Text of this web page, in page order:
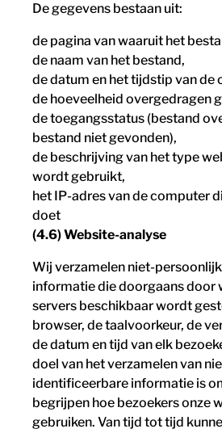
De gegevens bestaan uit:
de pagina van waaruit het
de naam van het bestand,
de datum en het tijdstip van de
de hoeveelheid overgedragen
de toegangsstatus (bestand
bestand niet gevonden),
de beschrijving van het type
wordt gebruikt,
het IP-adres van de computer
doet
(4.6) Website-analyse
Wij verzamelen niet-
informatie die doorgaans door
servers beschikbaar wordt
browser, de taalvoorkeur, de
de datum en tijd van elk
doel van het verzamelen van
identificeerbare informatie is
begrijpen hoe bezoekers onze
gebruiken. Van tijd tot tijd